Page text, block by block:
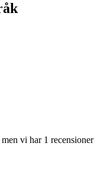
vi har 1 recensioner